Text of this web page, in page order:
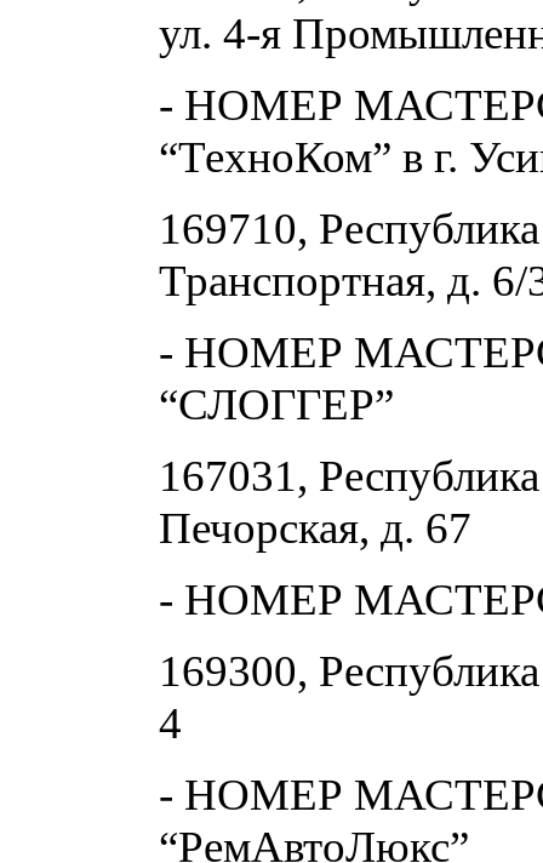
ул. 4-я
- НОМЕР
“ТехноКом” в г.
169710,
Транспортная, д.
- НОМЕР
“СЛОГГЕР”
167031,
Печорская, д. 67
- НОМЕР
169300,
4
- НОМЕР
“РемАвтоЛюкс”